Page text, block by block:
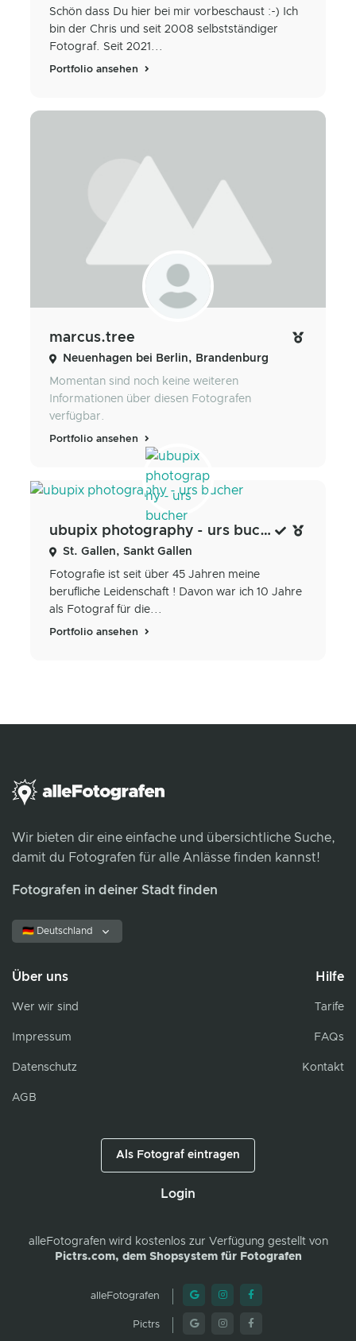
Schön dass Du hier bei mir vorbeschaust :-) Ich
bin der Chris und seit 2008 selbstständiger
Fotograf. Seit 2021...
Portfolio ansehen
marcus.tree
Neuenhagen bei Berlin, Brandenburg
Momentan sind noch keine weiteren
Informationen über diesen Fotografen
verfügbar.
Portfolio ansehen
ubupix photography - urs bucher
St. Gallen, Sankt Gallen
Fotografie ist seit über 45 Jahren meine
berufliche Leidenschaft ! Davon war ich 10 Jahre
als Fotograf für die...
Portfolio ansehen
Wir bieten dir eine einfache und übersichtliche Suche,
damit du Fotografen für alle Anlässe finden kannst!
Fotografen in deiner Stadt finden
🇩🇪 Deutschland
Über uns
Wer wir sind
Impressum
Datenschutz
AGB
Hilfe
Tarife
FAQs
Kontakt
Als Fotograf eintragen
Login
alleFotografenwird kostenlos zur Verfügung gestellt von
Pictrs.com, dem Shopsystem für Fotografen
alleFotografen
Pictrs